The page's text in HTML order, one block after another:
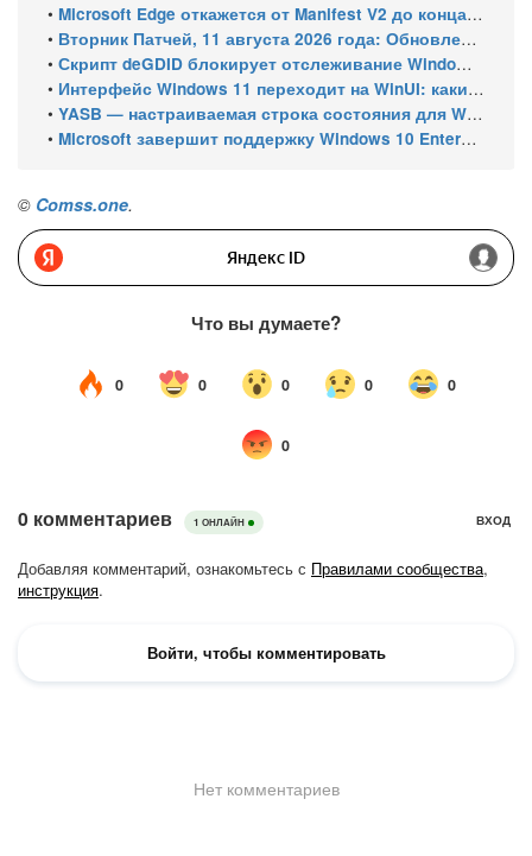
• Microsoft Edge откажется от Manifest V2 до конца 2026 года – классический uBlock Origin перестанет работать
• Вторник Патчей, 11 августа 2026 года: Обновления безопасности для Windows 11 (включая KB5121003), ESU-обновления для Windows 10
• Скрипт deGDID блокирует отслеживание Windows по глобальному идентификатору устройства
• Интерфейс Windows 11 переходит на WinUI: какие системные элементы обновит Microsoft
• YASB — настраиваемая строка состояния для Windows с виджетами и поддержкой нескольких мониторов
• Microsoft завершит поддержку Windows 10 Enterprise LTSC 2021 в январе 2027 года. ESU продлят обновления до января 2030 года
© Comss.one.